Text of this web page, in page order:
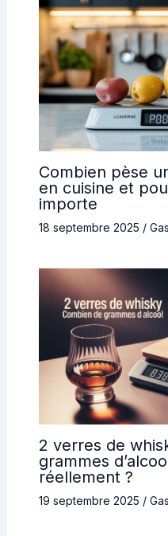
Combien pèse
en cuisine et
importe
18 septembre 2025 /
2 verres de
grammes
réellement ?
19 septembre 2025 /